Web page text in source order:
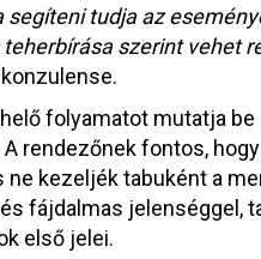
segíteni tudja az
szerint vehet
folyamatot mutatja
rendezőnek fontos,
kezeljék tabuként a
fájdalmas jelenséggel,
első jelei.